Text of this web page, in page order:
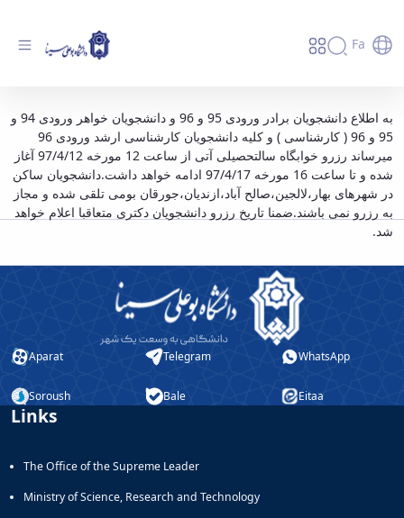
Fa
آغاز رزرو خوابگاه سالتحصیلی 97/98 از مورخه
97/4/12 - دانشگاه بوعلی سینا همدان
به اطلاع دانشجویان برادر ورودی 95 و 96 و دانشجویان خواهر ورودی 94 و
95 و 96 ( کارشناسی ) و کلیه دانشجویان کارشناسی ارشد ورودی 96
میرساند رزرو خوابگاه سالتحصیلی آتی از ساعت 12 مورخه 97/4/12 آغاز
شده و تا ساعت 16 مورخه 97/4/17 ادامه خواهد داشت.دانشجویان ساکن
در شهرهای بهار،لالجین،صالح آباد،ازندیان،جورقان بومی تلقی شده و مجاز
به رزرو نمی باشند.ضمنا تاریخ رزرو دانشجویان دکتری متعاقبا اعلام خواهد
شد.
Aparat Telegram WhatsApp
Soroush Bale Eitaa
Links
The Office of the Supreme Leader
Ministry of Science, Research and Technology